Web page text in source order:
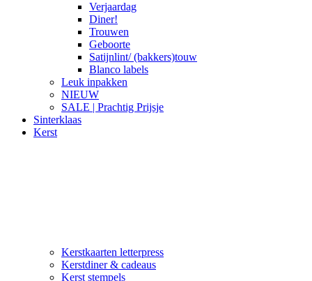
Verjaardag
Diner!
Trouwen
Geboorte
Satijnlint/ (bakkers)touw
Blanco labels
Leuk inpakken
NIEUW
SALE | Prachtig Prijsje
Sinterklaas
Kerst
Kerstkaarten letterpress
Kerstdiner & cadeaus
Kerst stempels